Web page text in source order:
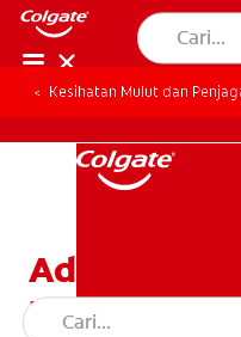
Kesihatan Mulut dan
Adakah
Profesional